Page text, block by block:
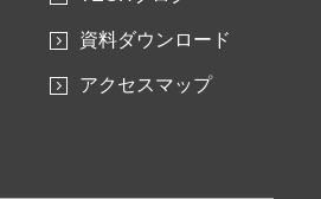
資料ダウンロード
アクセスマップ